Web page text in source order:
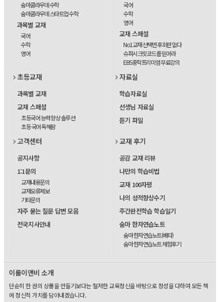
숨마쿰라우데 수학
숨마쿰라우데 스타트업 수학
과목별 교재
국어
수학
영어
국어
수학
영어
교재 스페셜
No1교재 선택엔 후회란 없다
슈퍼시크릿코드를 믿어라
EBS중학프리미엄 무료강의
초등교재
과목별 교재
교재 스페셜
초등국어 능력 향상 솔루션
초등 국어 독해왕
자료실
학습자료실
선생님 자료실
듣기 파일
고객센터
공지사항
1:1문의
교재내용문의
교재오류제보
기타문의
자주 묻는 질문 답변 모음
전국지사안내
교재 후기
공감 교재 리뷰
나만의 학습비법
교재 100자평
나의 성적향상수기
주간완전학습 학습일기
숨마 한자연습노트
숨마 한자연습노트(베타)
숨마 한자연습노트 체험후기
이룸이앤비 소개
단순히 한 권의 상품을 만들기보다는 철저한 교육정신을 바탕으로 정성을 다하여 모든 책
에 정신적 가치를 담아내겠습니다.